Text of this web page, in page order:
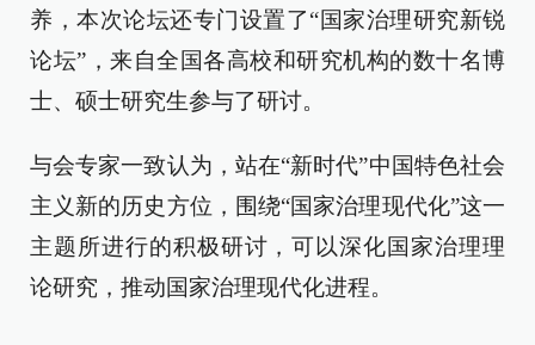
养，本次论坛还专门设置了“国家治理研究新锐
论坛”，来自全国各高校和研究机构的数十名博
士、硕士研究生参与了研讨。
与会专家一致认为，站在“新时代”中国特色社会
主义新的历史方位，围绕“国家治理现代化”这一
主题所进行的积极研讨，可以深化国家治理理
论研究，推动国家治理现代化进程。